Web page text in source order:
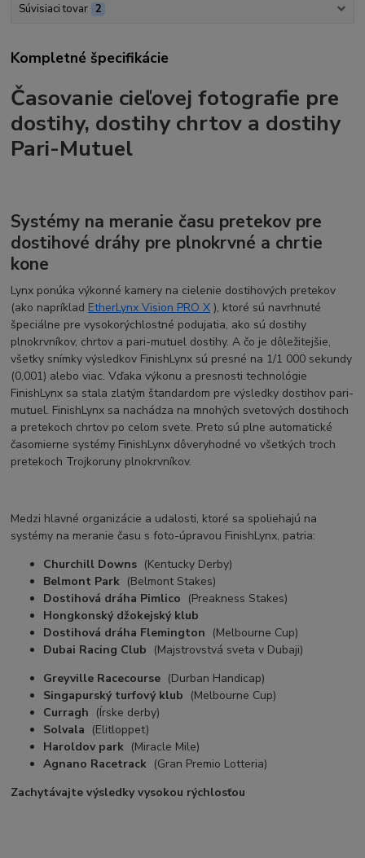
Súvisiaci tovar 2
Kompletné špecifikácie
Časovanie cieľovej fotografie pre
dostihy, dostihy chrtov a dostihy
Pari-Mutuel
Systémy na meranie času pretekov pre
dostihové dráhy pre plnokrvné a chrtie
kone
Lynx ponúka výkonné kamery na cielenie dostihových pretekov
(ako napríklad EtherLynx Vision PRO X ), ktoré sú navrhnuté
špeciálne pre vysokorýchlostné podujatia, ako sú dostihy
plnokrvníkov, chrtov a pari-mutuel dostihy. A čo je dôležitejšie,
všetky snímky výsledkov FinishLynx sú presné na 1/1 000 sekundy
(0,001) alebo viac. Vďaka výkonu a presnosti technológie
FinishLynx sa stala zlatým štandardom pre výsledky dostihov pari-
mutuel. FinishLynx sa nachádza na mnohých svetových dostihoch
a pretekoch chrtov po celom svete. Preto sú plne automatické
časomierne systémy FinishLynx dôveryhodné vo všetkých troch
pretekoch Trojkoruny plnokrvníkov.
Medzi hlavné organizácie a udalosti, ktoré sa spoliehajú na
systémy na meranie času s foto-úpravou FinishLynx, patria:
Churchill Downs (Kentucky Derby)
Belmont Park (Belmont Stakes)
Dostihová dráha Pimlico (Preakness Stakes)
Hongkonský džokejský klub
Dostihová dráha Flemington (Melbourne Cup)
Dubai Racing Club (Majstrovstvá sveta v Dubaji)
Greyville Racecourse (Durban Handicap)
Singapurský turfový klub (Melbourne Cup)
Curragh (Írske derby)
Solvala (Elitloppet)
Haroldov park (Miracle Mile)
Agnano Racetrack (Gran Premio Lotteria)
Zachytávajte výsledky vysokou rýchlosťou